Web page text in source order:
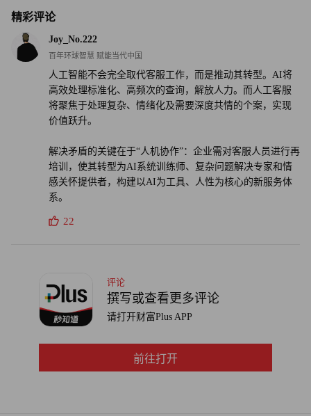
贝尼奥夫也绝非首位专门在客服岗位上动刀的企业领袖。金
融科技公司Klarna的人工智能客服已承担了700名人工客服
的工作量。而在受生成式人工智能冲击最严重的职业中，销
售代表和客服人员分列第四和第六位。
贝尼奥夫今年早些时候在接受《财富》采访时表示：“我们
积累了大量潜在客户线索，根本无法全部跟进。销售人员基
本上只能挑选部分线索回访。成千上万乃至数十万条线索始
终没有得到跟进。但在智能体时代，这种情况将不复存在。
精彩评论
Joy_No.222
百年环球智慧 赋能当代中国
人工智能不会完全取代客服工作，而是推动其转型。AI将
高效处理标准化、高频次的查询，解放人力。而人工客服
将聚焦于处理复杂、情绪化及需要深度共情的个案，实现
价值跃升。
解决矛盾的关键在于“人机协作”：企业需对客服人员进行再
培训，使其转型为AI系统训练师、复杂问题解决专家和情
感关怀提供者，构建以AI为工具、人性为核心的新服务体
系。
22
评论
撰写或查看更多评论
请打开财富Plus APP
前往打开